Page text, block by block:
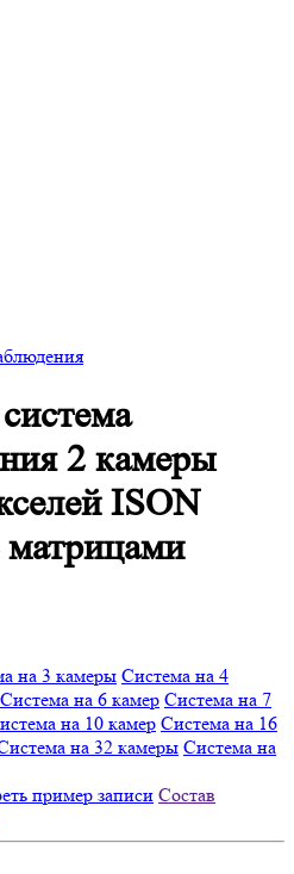
2 камеры
ISON
на 3 камеры Система на 4
Система на 6 камер Система на 7
на 10 камер Система на 16
на 32 камеры Система на
пример записи Состав